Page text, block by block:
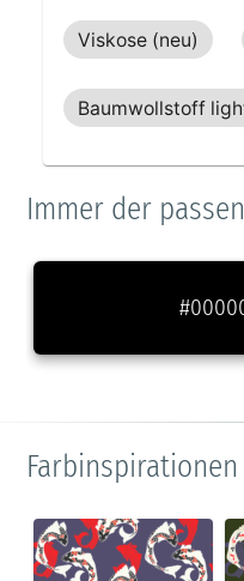
Viskose (neu)
Baumwollstoff
Immer der
Farbinspirationen